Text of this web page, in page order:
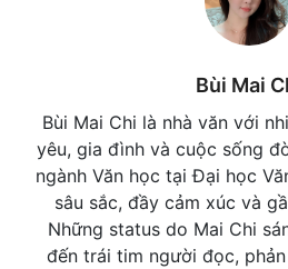
Bùi Mai
Bùi Mai Chi là nhà văn với
yêu, gia đình và cuộc sống
ngành Văn học tại Đại học
sâu sắc, đầy cảm xúc và
Những status do Mai Chi
đến trái tim người đọc,